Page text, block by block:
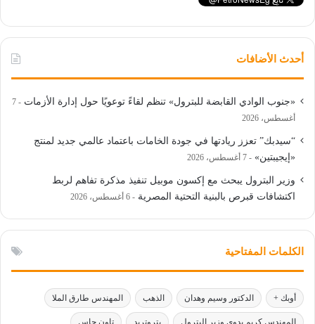
أحدث الأضافات
«جنوب الوادي القابضة للبترول» تنظم لقاءً توعويًا حول إدارة الأزمات
7
أغسطس، 2026
“سيدبك” تعزز ريادتها في جودة الخامات باعتماد عالمي جديد لمنتج
«إيجيبتين»
7 أغسطس، 2026
وزير البترول يبحث مع إكسون موبيل تنفيذ مذكرة تفاهم لربط
اكتشافات قبرص بالبنية التحتية المصرية
6 أغسطس، 2026
الكلمات المفتاحية
أوبك + الدكتور وسيم وهدان الذهب المهندس طارق الملا
المهندس كريم بدوي وزير البترول بتروتريد تاون جاس